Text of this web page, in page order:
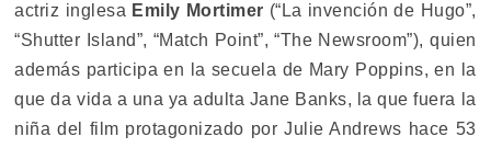
actriz inglesa Emily Mortimer (“La invención de Hugo”,
“Shutter Island”, “Match Point”, “The Newsroom”), quien
además participa en la secuela de Mary Poppins, en la
que da vida a una ya adulta Jane Banks, la que fuera la
niña del film protagonizado por Julie Andrews hace 53